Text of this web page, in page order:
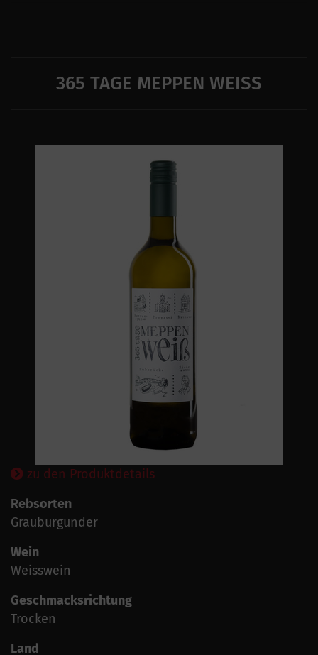
365 TAGE MEPPEN WEISS
zu den Produktdetails
Rebsorten
Grauburgunder
Wein
Weisswein
Geschmacksrichtung
Trocken
Land